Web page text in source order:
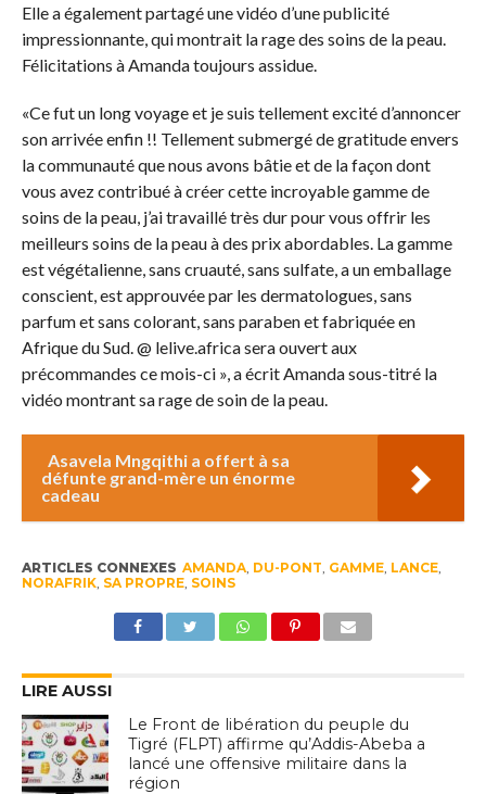
Elle a également partagé une vidéo d’une publicité
impressionnante, qui montrait la rage des soins de la peau.
Félicitations à Amanda toujours assidue.
«Ce fut un long voyage et je suis tellement excité d’annoncer
son arrivée enfin !! Tellement submergé de gratitude envers
la communauté que nous avons bâtie et de la façon dont
vous avez contribué à créer cette incroyable gamme de
soins de la peau, j’ai travaillé très dur pour vous offrir les
meilleurs soins de la peau à des prix abordables. La gamme
est végétalienne, sans cruauté, sans sulfate, a un emballage
conscient, est approuvée par les dermatologues, sans
parfum et sans colorant, sans paraben et fabriquée en
Afrique du Sud. @ lelive.africa sera ouvert aux
précommandes ce mois-ci », a écrit Amanda sous-titré la
vidéo montrant sa rage de soin de la peau.
Asavela Mngqithi a offert à sa
défunte grand-mère un énorme
cadeau
ARTICLES CONNEXES AMANDA, DU-PONT GAMME, LANCE,
NORAFRIK, SA PROPRE, SOINS
LIRE AUSSI
Le Front de libération du peuple du
Tigré (FLPT) affirme qu’Addis-Abeba a
lancé une offensive militaire dans la
région